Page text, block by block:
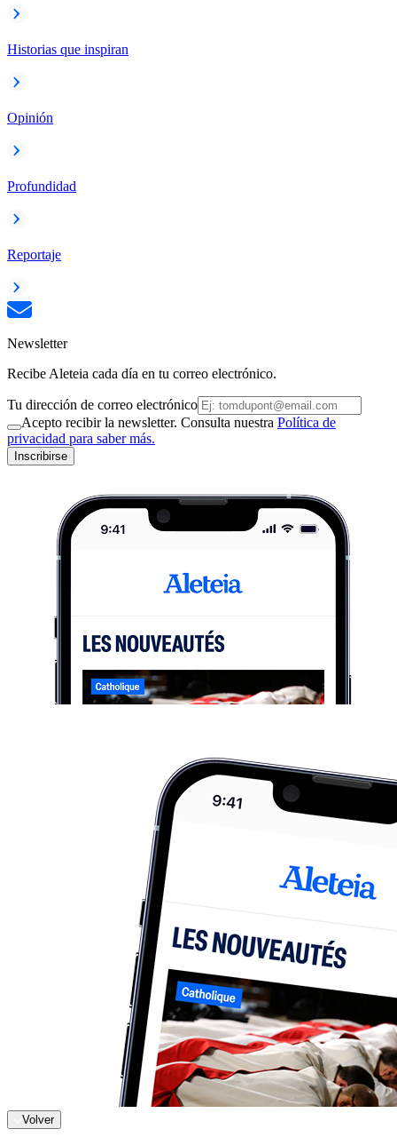
Historias que inspiran
Opinión
Profundidad
Reportaje
Newsletter
Recibe Aleteia cada día en tu correo electrónico.
Tu dirección de correo electrónico
Acepto recibir la newsletter. Consulta nuestra Política de
privacidad para saber más.
Inscribirse
Volver